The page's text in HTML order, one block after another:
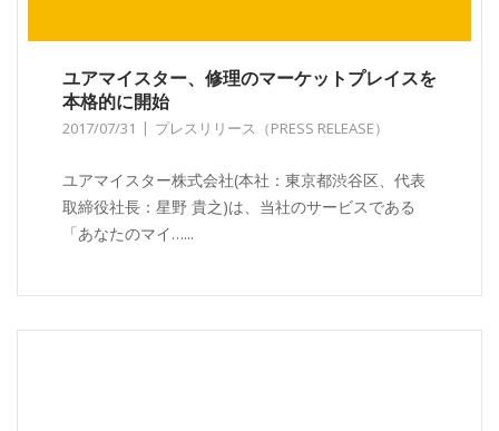
ユアマイスター、修理のマーケットプレイスを
本格的に開始
2017/07/31 プレスリリース（PRESS RELEASE）
ユアマイスター株式会社(本社：東京都渋谷区、代表
取締役社長：星野 貴之)は、当社のサービスである
「あなたのマイ…...